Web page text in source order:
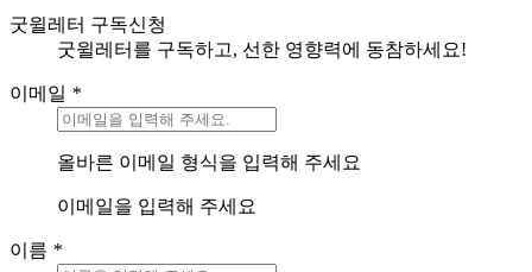
굿윌레터 구독신청
굿윌레터를 구독하고, 선한 영향력에 동참하세요!
이메일 *
올바른 이메일 형식을 입력해 주세요
이메일을 입력해 주세요
이름 *